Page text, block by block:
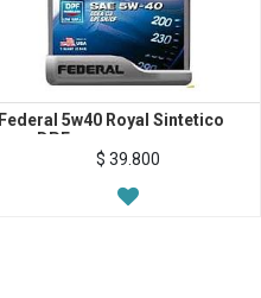
Federal 5w40 Royal Sintetico
para DPF
$ 39.800